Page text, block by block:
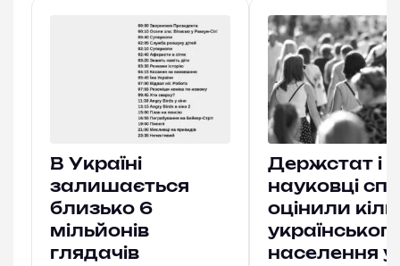
В Україні
залишається
близько 6
мільйонів
глядачів
Держстат і
науковці
оцінили
населення у